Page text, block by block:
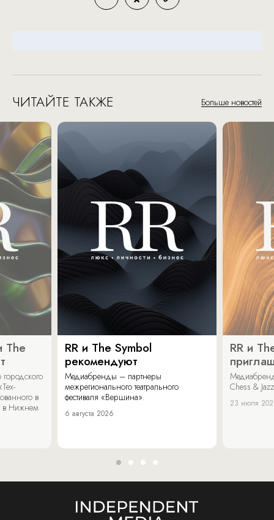
ЧИТАЙТЕ ТАКЖЕ Больше новостей
The
в
в Нижнем
RR и The Symbol
рекомендуют
Медиабренды – партнеры
межрегионального театрального
фестиваля «Вершина».
6 августа 2026
RR и
Chess &
23 июля